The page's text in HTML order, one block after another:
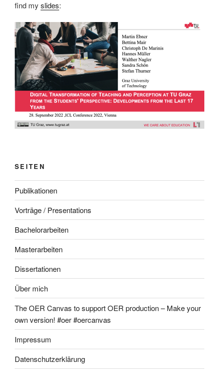
find my slides:
SEITEN
Publikationen
Vorträge / Presentations
Bachelorarbeiten
Masterarbeiten
Dissertationen
Über mich
The OER Canvas to support OER production – Make your
own version! #oer #oercanvas
Impressum
Datenschutzerklärung